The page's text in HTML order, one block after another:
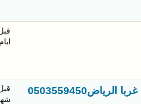
ايام
دينا تشيل الاغراض او اثاث تالف او خربان وقديم في شمال غربا الرياض0503559450